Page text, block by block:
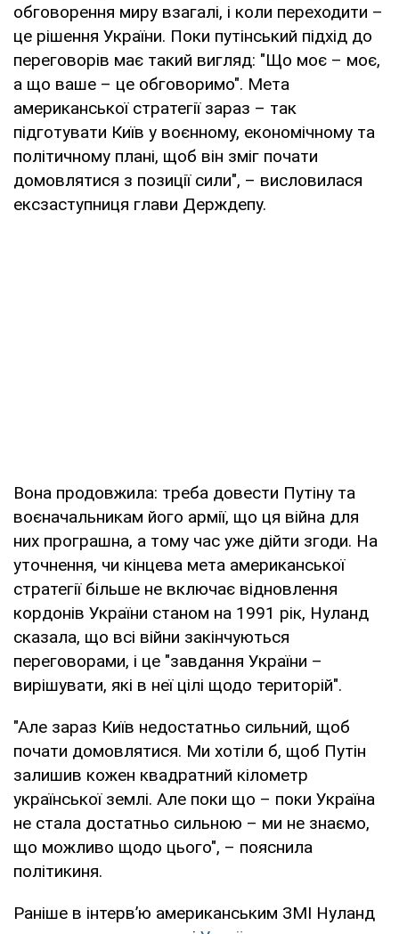
обговорення миру взагалі, і коли переходити –
це рішення України. Поки путінський підхід до
переговорів має такий вигляд: "Що моє – моє,
а що ваше – це обговоримо". Мета
американської стратегії зараз – так
підготувати Київ у воєнному, економічному та
політичному плані, щоб він зміг почати
домовлятися з позиції сили", – висловилася
ексзаступниця глави Держдепу.
Вона продовжила: треба довести Путіну та
воєначальникам його армії, що ця війна для
них програшна, а тому час уже дійти згоди. На
уточнення, чи кінцева мета американської
стратегії більше не включає відновлення
кордонів України станом на 1991 рік, Нуланд
сказала, що всі війни закінчуються
переговорами, і це "завдання України –
вирішувати, які в неї цілі щодо територій".
"Але зараз Київ недостатньо сильний, щоб
почати домовлятися. Ми хотіли б, щоб Путін
залишив кожен квадратний кілометр
української землі. Але поки що – поки Україна
не стала достатньо сильною – ми не знаємо,
що можливо щодо цього", – пояснила
політикиня.
Раніше в інтерв’ю американським ЗМІ Нуланд